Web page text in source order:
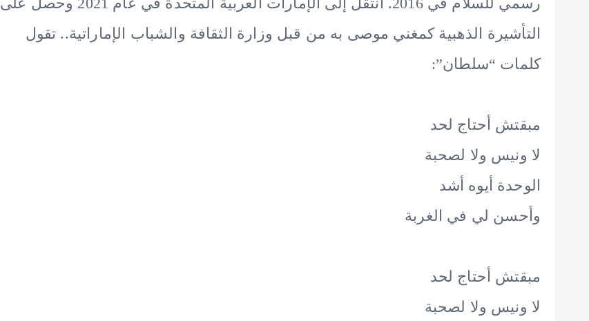
التأشيرة الذهبية كمغني موصى به من قبل وزارة الثقافة والشباب الإماراتية.. تقول
كلمات “سلطان”:
مبقتش أحتاج لحد
لا ونيس ولا لصحبة
الوحدة أيوه أشد
وأحسن لي في الغربة
مبقتش أحتاج لحد
لا ونيس ولا لصحبة